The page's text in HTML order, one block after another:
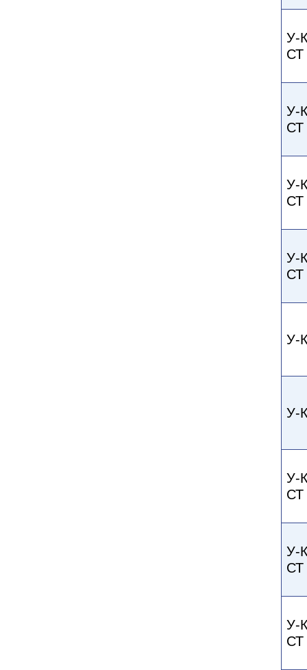
У-
СТ
У-
СТ
У-
СТ
У-
СТ
У-
У-
У-
СТ
У-
СТ
У-
СТ